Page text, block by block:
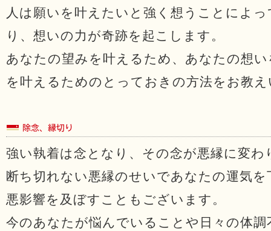
人は願いを叶えたいと強く想うことによ
り、想いの力が奇跡を起こします。
あなたの望みを叶えるため、あなたの想
を叶えるためのとっておきの方法をお教
強い執着は念となり、その念が悪縁に変わ
断ち切れない悪縁のせいであなたの運気
悪影響を及ぼすこともございます。
今のあなたが悩んでいることや日々の体